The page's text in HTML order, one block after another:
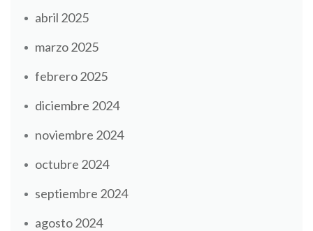
abril 2025
marzo 2025
febrero 2025
diciembre 2024
noviembre 2024
octubre 2024
septiembre 2024
agosto 2024